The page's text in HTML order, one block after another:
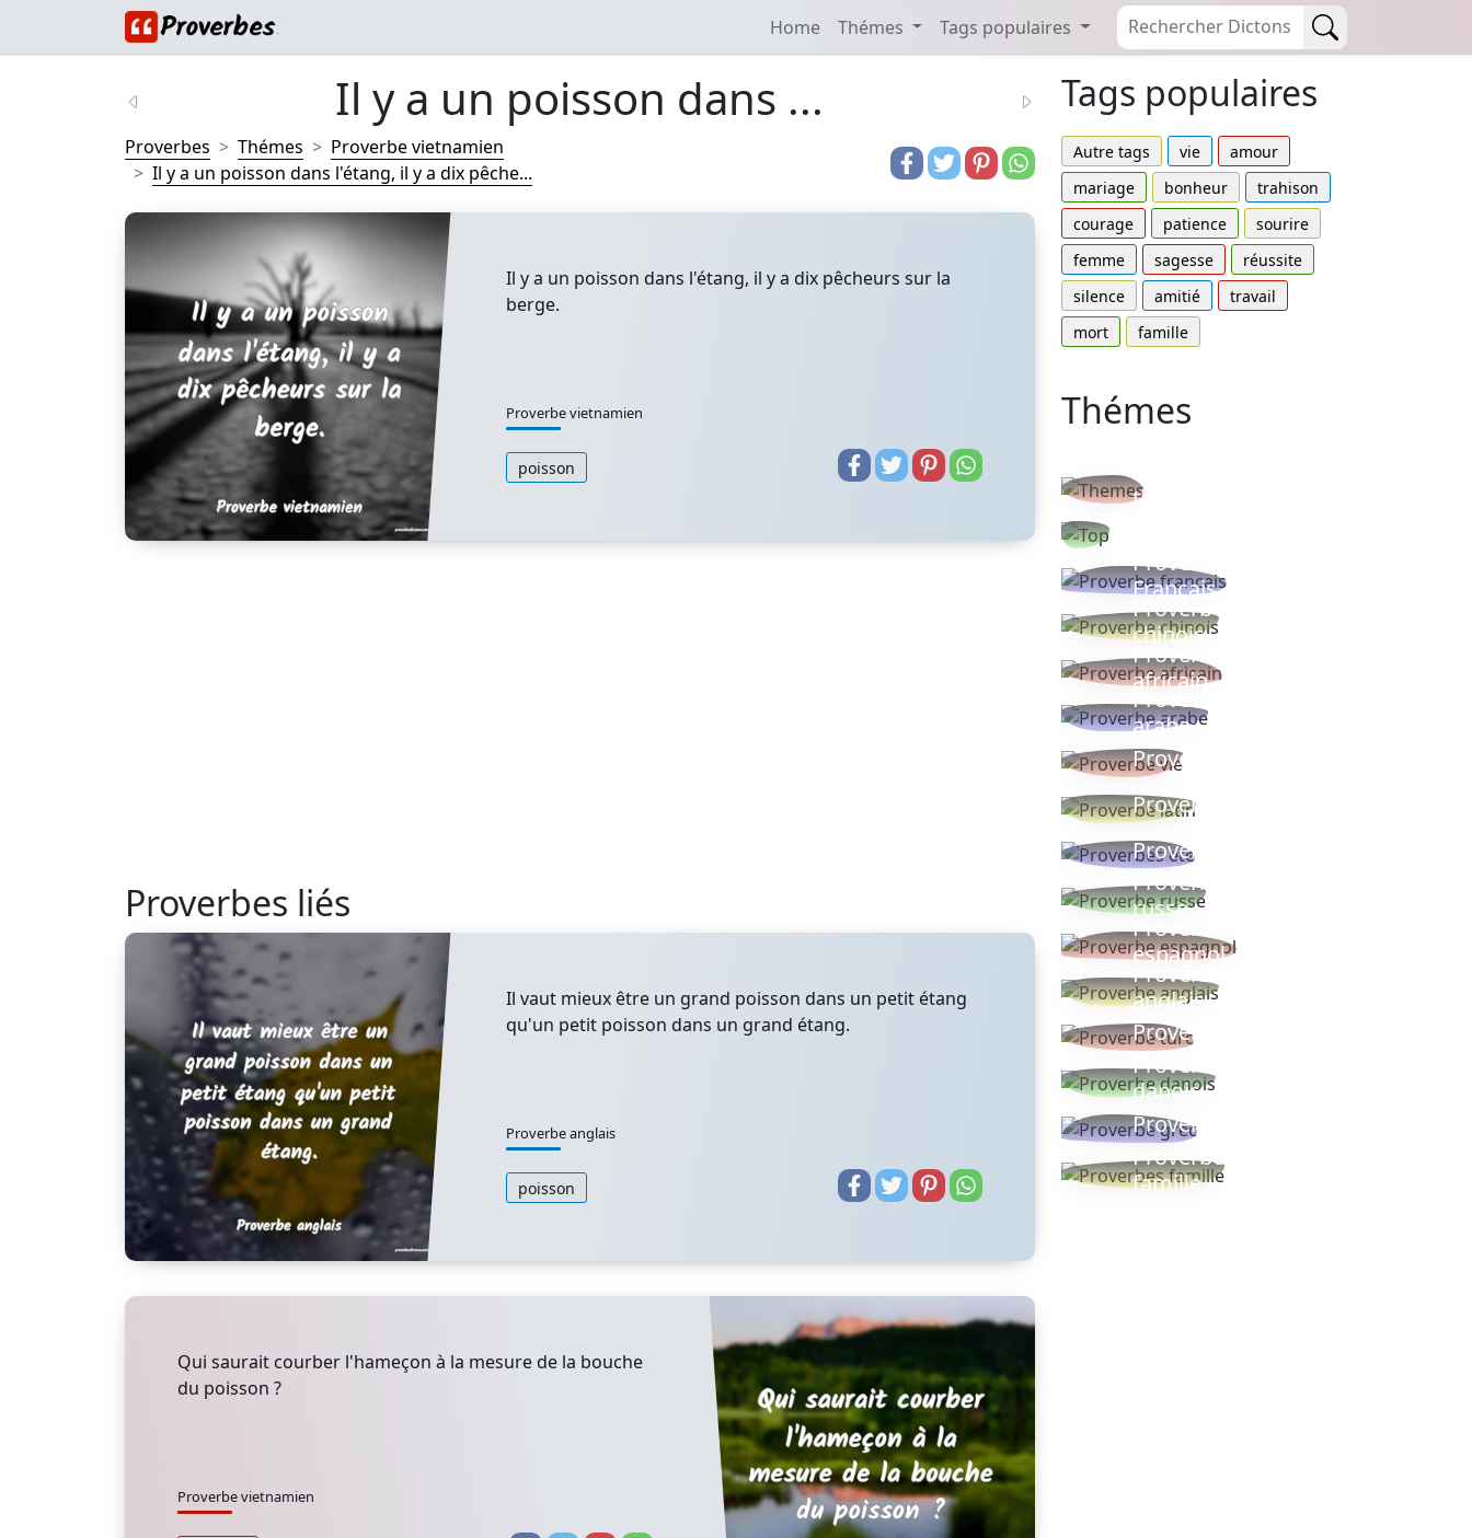
Home Thémes Tags populaires
Il y a un poisson dans ...
Proverbes Thémes
Proverbe vietnamien
Il y a un poisson dans l'étang, il y a dix pêche...
Il y a un poisson dans l'étang, il y a dix pêcheurs sur la
berge.
Proverbe vietnamien
poisson
Proverbes liés
Il vaut mieux être un grand poisson dans un petit étang
qu'un petit poisson dans un grand étang.
Proverbe anglais
poisson
Qui saurait courber l'hameçon à la mesure de la bouche
du poisson ?
Proverbe vietnamien
Tags populaires
Autre tags vie
amour
mariage
bonheur
trahison
courage
patience
sourire
femme
sagesse
réussite
silence
amitié
travail
mort
famille
Thémes
thèmes
Proverbe
Français
Proverbe
chinois
Proverbe
africain
Proverbe
arabe
Proverbe vie
Proverbe latin
Proverbes ete
Proverbe
russe
Proverbe
espagnol
Proverbe
anglais
Proverbe turc
Proverbe
danois
Proverbe grec
Proverbes
famille